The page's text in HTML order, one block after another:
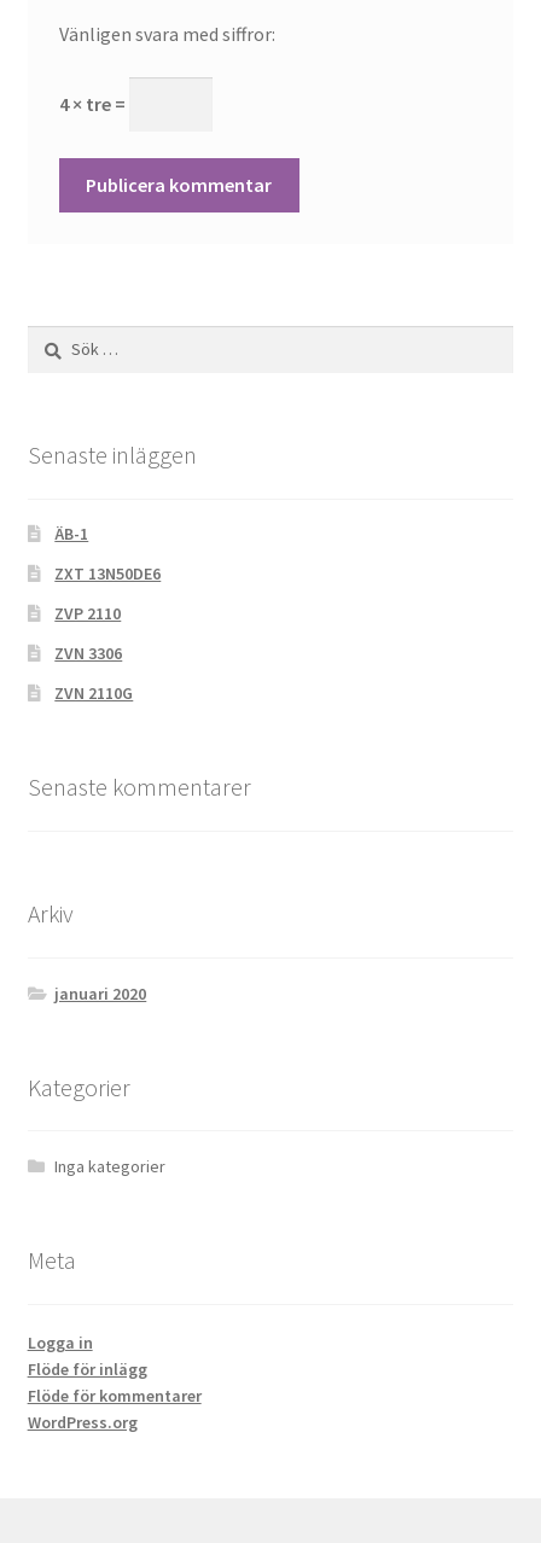
Vänligen svara med siffror:
4 × tre =
Sök
efter:
Senaste inläggen
ÄB-1
ZXT 13N50DE6
ZVP 2110
ZVN 3306
ZVN 2110G
Senaste kommentarer
Arkiv
januari 2020
Kategorier
Inga kategorier
Meta
Logga in
Flöde för inlägg
Flöde för kommentarer
WordPress.org